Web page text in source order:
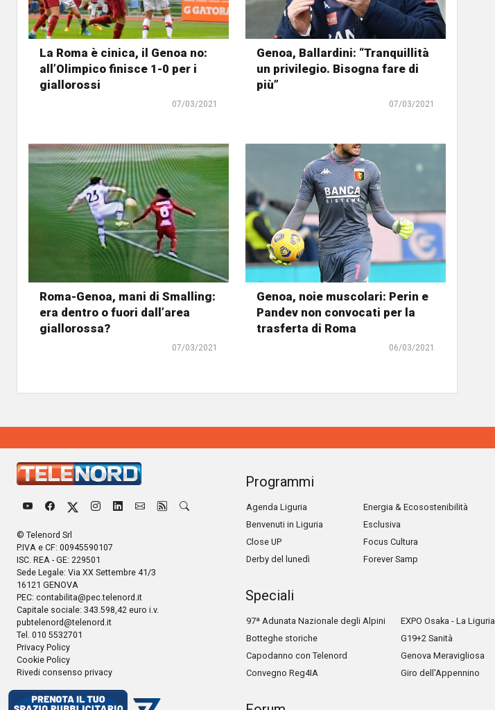
La Roma è cinica, il Genoa no:
all’Olimpico finisce 1-0 per i
giallorossi
07/03/2021
Genoa, Ballardini: “Tranquillità
un privilegio. Bisogna fare di
più”
07/03/2021
Roma-Genoa, mani di Smalling:
era dentro o fuori dall’area
giallorossa?
07/03/2021
Genoa, noie muscolari: Perin e
Pandev non convocati per la
trasferta di Roma
06/03/2021
© Telenord Srl
P.IVA e CF: 00945590107
ISC. REA - GE: 229501
Sede Legale: Via XX Settembre 41/3
16121 GENOVA
PEC: contabilita@pec.telenord.it
Capitale sociale: 343.598,42 euro i.v.
pubtelenord@telenord.it
Tel. 010 5532701
Privacy Policy
Cookie Policy
Rivedi consenso privacy
Programmi
Agenda Liguria
Benvenuti in Liguria
Close UP
Derby del lunedì
Energia & Ecosostenibilità
Esclusiva
Focus Cultura
Forever Samp
Speciali
97ª Adunata Nazionale degli Alpini
Botteghe storiche
Capodanno con Telenord
Convegno Reg4IA
EXPO Osaka - La Liguria
G19+2 Sanità
Genova Meravigliosa
Giro dell'Appennino